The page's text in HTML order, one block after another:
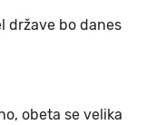
države bo danes
obeta se velika